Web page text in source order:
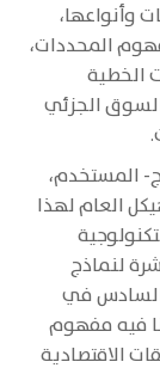
وأنواعها،
المحددات،
الخطية
الجزئي
المستخدم،
العام لهذا
لنماذج
السادس في
فيه مفهوم
الاقتصادية